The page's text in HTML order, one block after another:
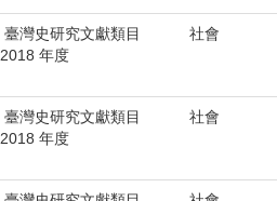
臺灣史研究文獻類目
2018 年度
社會
臺灣史研究文獻類目
2018 年度
社會